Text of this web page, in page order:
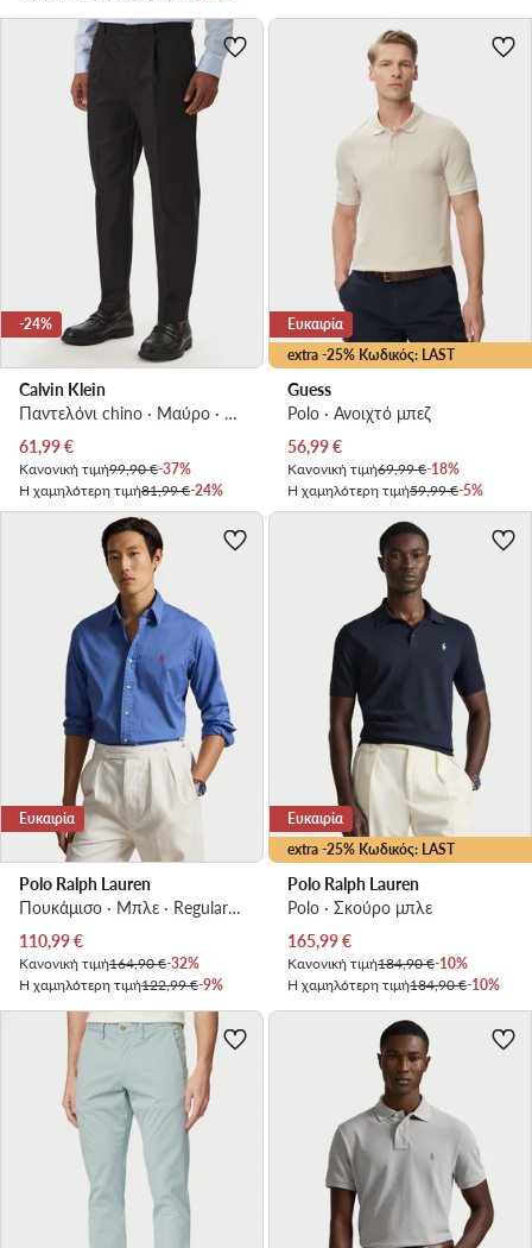
-24%
Calvin Klein
Παντελόνι chino · Μαύρο · Slim Fit
Τρέχουσα τιμή
61,99€
Κανονική τιμή99,90 €-37%
Η χαμηλότερη τιμή81,99 €-24%
extra -25% Κωδικός: LAST
Ευκαιρία
Guess
Polo · Ανοιχτό μπεζ
Τρέχουσα τιμή
56,99€
Κανονική τιμή69,99 €-18%
Η χαμηλότερη τιμή59,99 €-5%
Ευκαιρία
Polo Ralph Lauren
Πουκάμισο · Μπλε · Regular Fit
Τρέχουσα τιμή
110,99€
Κανονική τιμή164,90 €-32%
Η χαμηλότερη τιμή122,99 €-9%
extra -25% Κωδικός: LAST
Ευκαιρία
Polo Ralph Lauren
Polo · Σκούρο μπλε
Τρέχουσα τιμή
165,99€
Κανονική τιμή184,90 €-10%
Η χαμηλότερη τιμή184,90 €-10%